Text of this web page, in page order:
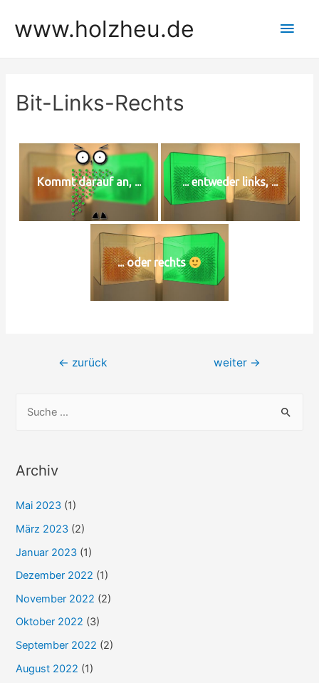
Inhaltwww.holzheu.de
Bit-Links-Rechts
Kommt darauf an, ... ... entweder links, ...
... oder rechts
Beitrags-
← zurück weiter →
h
n
n
a
c
Archiv
Mai 2023 (1)
März 2023 (2)
Januar 2023 (1)
Dezember 2022 (1)
November 2022 (2)
Oktober 2022 (3)
September 2022 (2)
August 2022 (1)